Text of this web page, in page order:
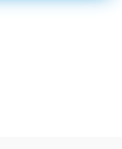
ako aj